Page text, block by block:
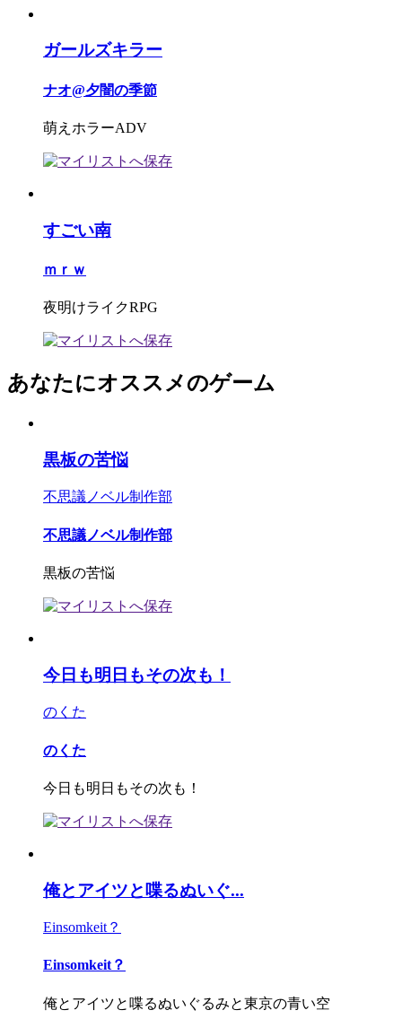
ガールズキラー
ナオ@夕闇の季節
萌えホラーADV
すごい南
ｍｒｗ
夜明けライクRPG
あなたにオススメのゲーム
黒板の苦悩
不思議ノベル制作部
不思議ノベル制作部
黒板の苦悩
今日も明日もその次も！
のくた
のくた
今日も明日もその次も！
俺とアイツと喋るぬいぐ...
Einsomkeit？
Einsomkeit？
俺とアイツと喋るぬいぐるみと東京の青い空